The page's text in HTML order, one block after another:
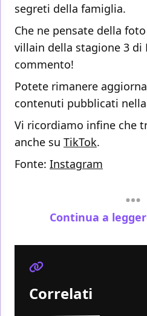
segreti della famiglia.
Che ne pensate della
villain della stagione 3 di
commento!
Potete rimanere
contenuti pubblicati nella
Vi ricordiamo infine che
anche su TikTok.
Fonte: Instagram
Continua a
Correlati